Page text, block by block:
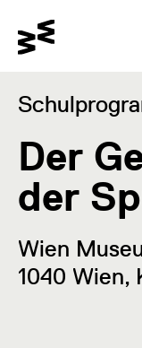
Der
der
Wien
1040 Wien,